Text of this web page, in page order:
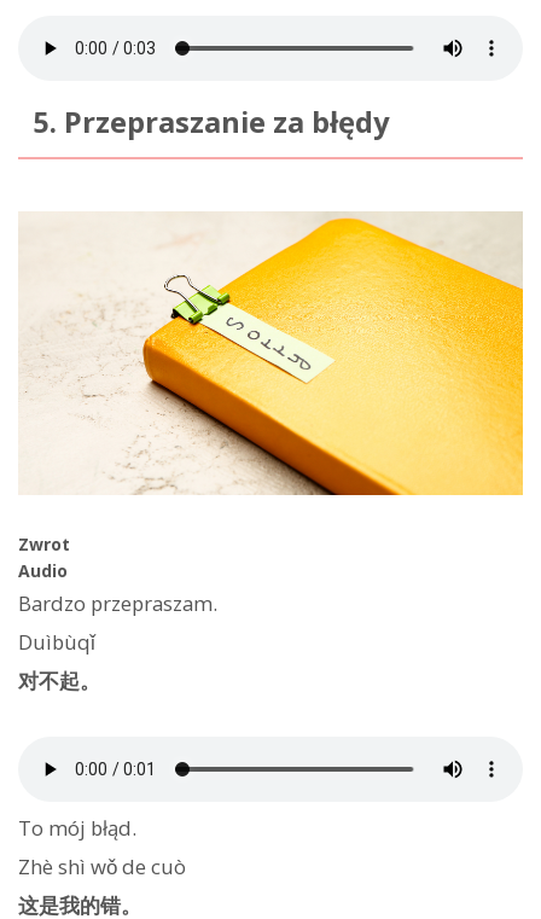
5. Przepraszanie za błędy
Zwrot
Audio
Bardzo przepraszam.
Duìbùqǐ
对不起。
To mój błąd.
Zhè shì wǒ de cuò
这是我的错。